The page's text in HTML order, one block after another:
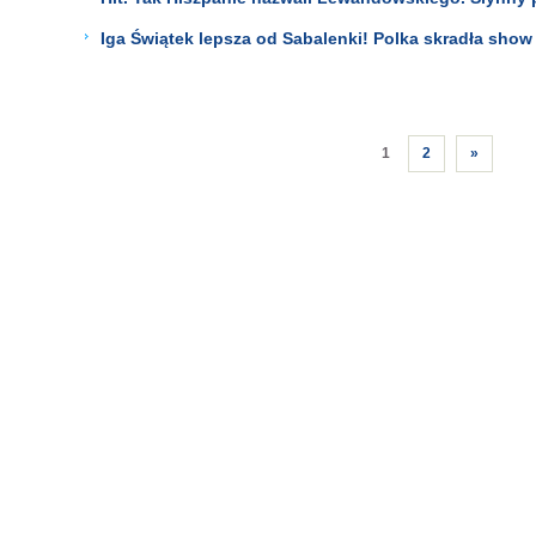
Iga Świątek lepsza od Sabalenki! Polka skradła show
1 2 »